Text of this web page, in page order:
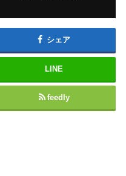
シェア
LINE
feedly